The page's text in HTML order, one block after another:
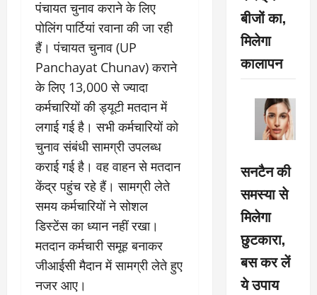
पंचायत चुनाव कराने के लिए
पोलिंग पार्टियां रवाना की जा रही
हैं। पंचायत चुनाव (UP
Panchayat Chunav) कराने
के लिए 13,000 से ज्यादा
कर्मचारियों की ड्यूटी मतदान में
लगाई गई है। सभी कर्मचारियों को
चुनाव संबंधी सामग्री उपलब्ध
कराई गई है। वह वाहन से मतदान
केंद्र पहुंच रहे हैं। सामग्री लेते
समय कर्मचारियों ने सोशल
डिस्टेंस का ध्यान नहीं रखा।
मतदान कर्मचारी समूह बनाकर
जीआईसी मैदान में सामग्री लेते हुए
नजर आए।
बीजों का,
मिलेगा
कालापन
सनटैन की
समस्या से
मिलेगा
छुटकारा,
बस कर लें
ये उपाय